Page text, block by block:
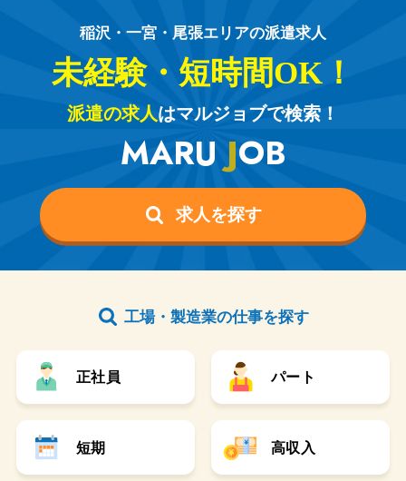
稲沢・一宮・尾張エリアの派遣求人
未経験・短時間OK！
派遣の求人はマルジョブで検索！
MARU JOB
求人を探す
工場・製造業の仕事を探す
正社員 パート
短期 高収入